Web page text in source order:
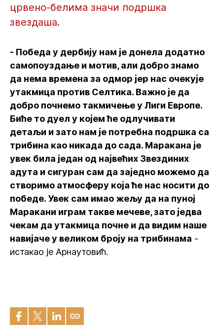
црвено-белима значи подршка
звездаша.
- Победа у дербију нам је донела додатно
самопоуздање и мотив, али добро знамо
да нема времена за одмор јер нас очекује
утакмица против Селтика. Важно је да
добро почнемо такмичење у Лиги Европе.
Биће то дуел у којем ће одлучивати
детаљи и зато нам је потребна подршка са
трибина као никада до сада. Маракана је
увек била један од највећих Звездиних
адута и сигуран сам да заједно можемо да
створимо атмосферу која ће нас носити до
победе. Увек сам имао жељу да на пуној
Маракани играм такве мечеве, зато једва
чекам да утакмица почне и да видим наше
навијаче у великом броју на трибинама -
истакао је Арнаутовић.